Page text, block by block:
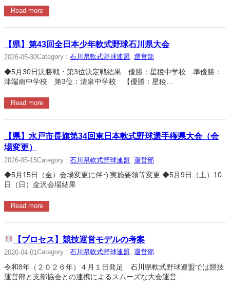
Read more
【県】第43回全日本少年軟式野球石川県大会
2026-05-30Category : 石川県軟式野球連盟, 運営部
◆5月30日決勝戦・第3位決定戦結果 優勝：星稜中学校 準優勝：
津端南中学校 第3位：清泉中学校 【優勝：星稜…
Read more
【県】水戸市長旗第34回東日本軟式野球選手権県大会（会
場変更）
2026-05-15Category : 石川県軟式野球連盟 運営部
◆5月15日（金）会場変更に伴う実施要領等変更 ◆5月9日（土）10
日（日）金沢会場結果
Read more
【プロセス】競技運営モデルの考案
2026-04-01 Category : 石川県軟式野球連盟, 運営部
令和8年（２０２６年）４月１日発足 石川県軟式野球連盟では競技
運営部と支部協会との連携によるスムーズな大会運営…